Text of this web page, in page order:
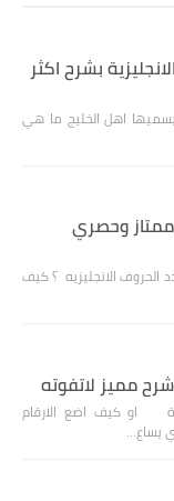
بشرح اكثر
يسميها اهل الخليج ما هي
وحصري
الانجليزيه ؟ كيف
شرح مميز لاتفوته
او كيف اضع الارقام
يساع…